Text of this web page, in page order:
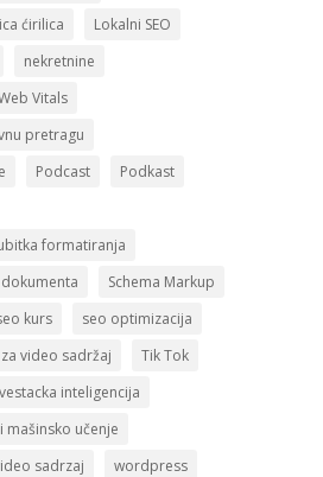
ćirilica
Lokalni SEO
nekretnine
Vitals
pretragu
Podcast
Podkast
formatiranja
Schema Markup
kurs
seo optimizacija
za video sadržaj
Tik Tok
vestacka inteligencija
mašinsko učenje
sadrzaj
wordpress